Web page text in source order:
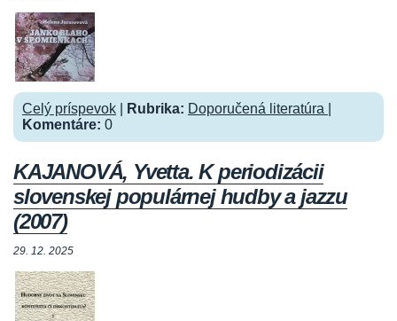
Celý príspevok Rubrika: Doporučená literatúra
Komentáre: 0
KAJANOVÁ, Yvetta. K periodizácii
slovenskej populárnej hudby a jazzu
(2007)
29. 12. 2025